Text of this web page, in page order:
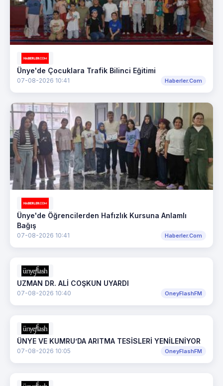
Ünye'de Çocuklara Trafik Bilinci Eğitimi
07-08-2026 10:41 Haberler.Com
Ünye'de Öğrencilerden Hafızlık Kursuna Anlamlı
Bağış
07-08-2026 10:41 Haberler.Com
UZMAN DR. ALİ COŞKUN UYARDI
07-08-2026 10:40 OneyFlashFM
ÜNYE VE KUMRU’DA ARITMA TESİSLERİ YENİLENİYOR
07-08-2026 10:05 OneyFlashFM